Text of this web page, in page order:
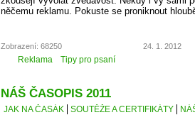
něčemu reklamu. Pokuste se proniknout
Zobrazení: 68250 24. 1. 2012
Reklama Tipy pro psaní
NÁŠ ČASOPIS 2011
JAK NA ČASÁK SOUTĚŽE A CERTIFIKÁTY